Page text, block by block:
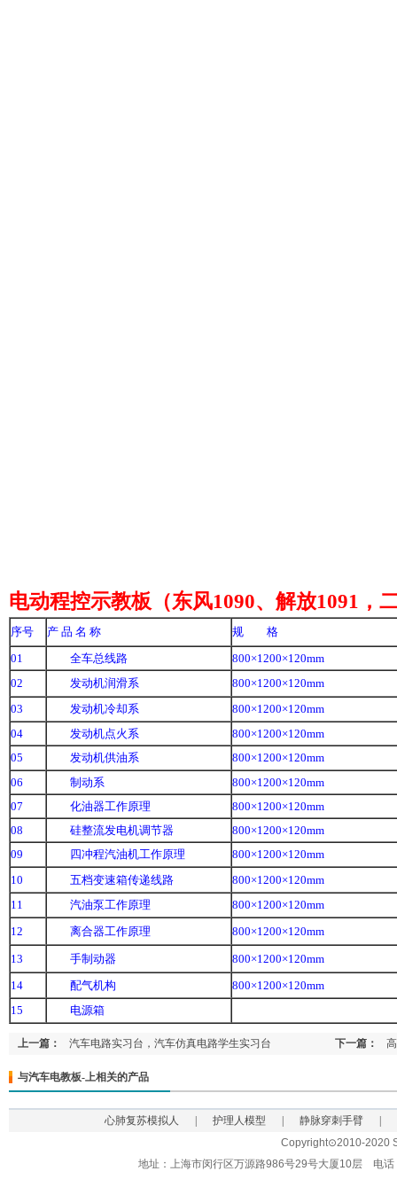
电动程控示教板（东风1090、解放1091，
序号 产 品 名 称
规 格
01
全车总线路
800×1200×120mm
02
发动机润滑系
800×1200×120mm
03
发动机冷却系
800×1200×120mm
04
发动机点火系
800×1200×120mm
05
发动机供油系
800×1200×120mm
06
制动系
800×1200×120mm
07
化油器工作原理
800×1200×120mm
08
硅整流发电机调节器
800×1200×120mm
09
四冲程汽油机工作原理
800×1200×120mm
10
五档变速箱传递线路
800×1200×120mm
11
汽油泵工作原理
800×1200×120mm
12
离合器工作原理 800×1200×120mm
13 手制动器
800×1200×120mm
14
配气机构
800×1200×120mm
15
电源箱
上一篇： 汽车电路实习台，汽车仿真电路学生实习台 下一篇：
与汽车电教板-上相关的产品
心肺复苏模拟人 护理人模型 静脉穿刺手臂
Copyright⊙2010-2020
地址：上海市闵行区万源路986号29号大厦10层 电